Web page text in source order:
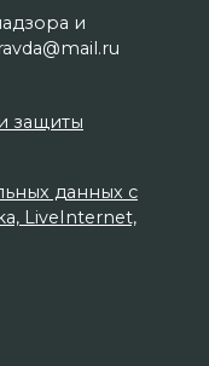
и
защиты
данных с
LiveInternet,